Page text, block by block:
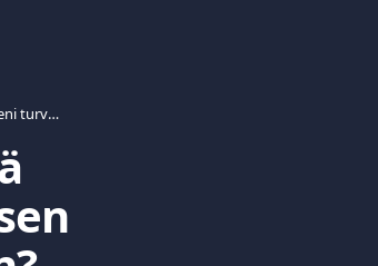
Mitä minun pitäisi tehdä varmistaakseni turvallisen mobiilipankkitoiminnan?